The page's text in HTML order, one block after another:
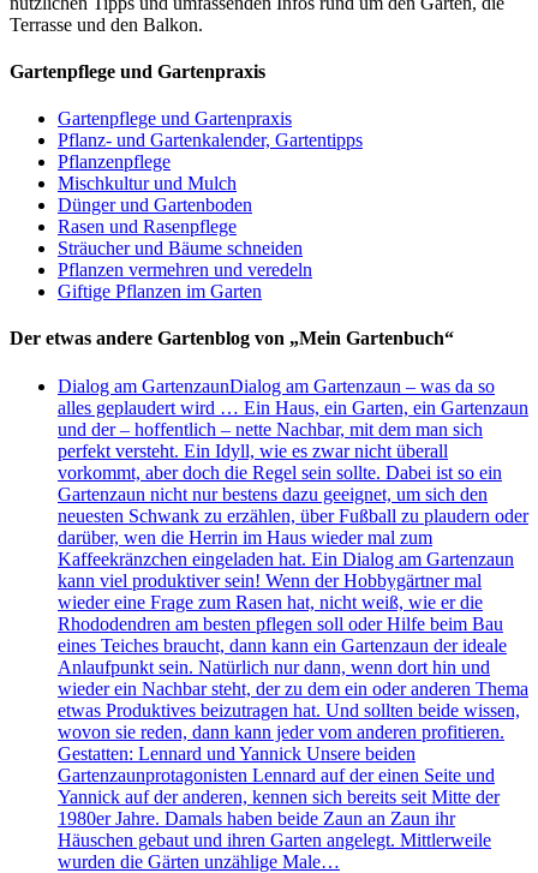
Terrasse und den Balkon.
Gartenpflege und Gartenpraxis
Gartenpflege und Gartenpraxis
Pflanz- und Gartenkalender, Gartentipps
Pflanzenpflege
Mischkultur und Mulch
Dünger und Gartenboden
Rasen und Rasenpflege
Sträucher und Bäume schneiden
Pflanzen vermehren und veredeln
Giftige Pflanzen im Garten
Der etwas andere Gartenblog von „Mein Gartenbuch“
Dialog am GartenzaunDialog am Gartenzaun – was da so
alles geplaudert wird … Ein Haus, ein Garten, ein Gartenzaun
und der – hoffentlich – nette Nachbar, mit dem man sich
perfekt versteht. Ein Idyll, wie es zwar nicht überall
vorkommt, aber doch die Regel sein sollte. Dabei ist so ein
Gartenzaun nicht nur bestens dazu geeignet, um sich den
neuesten Schwank zu erzählen, über Fußball zu plaudern oder
darüber, wen die Herrin im Haus wieder mal zum
Kaffeekränzchen eingeladen hat. Ein Dialog am Gartenzaun
kann viel produktiver sein! Wenn der Hobbygärtner mal
wieder eine Frage zum Rasen hat, nicht weiß, wie er die
Rhododendren am besten pflegen soll oder Hilfe beim Bau
eines Teiches braucht, dann kann ein Gartenzaun der ideale
Anlaufpunkt sein. Natürlich nur dann, wenn dort hin und
wieder ein Nachbar steht, der zu dem ein oder anderen Thema
etwas Produktives beizutragen hat. Und sollten beide wissen,
wovon sie reden, dann kann jeder vom anderen profitieren.
Gestatten: Lennard und Yannick Unsere beiden
Gartenzaunprotagonisten Lennard auf der einen Seite und
Yannick auf der anderen, kennen sich bereits seit Mitte der
1980er Jahre. Damals haben beide Zaun an Zaun ihr
Häuschen gebaut und ihren Garten angelegt. Mittlerweile
wurden die Gärten unzählige Male…